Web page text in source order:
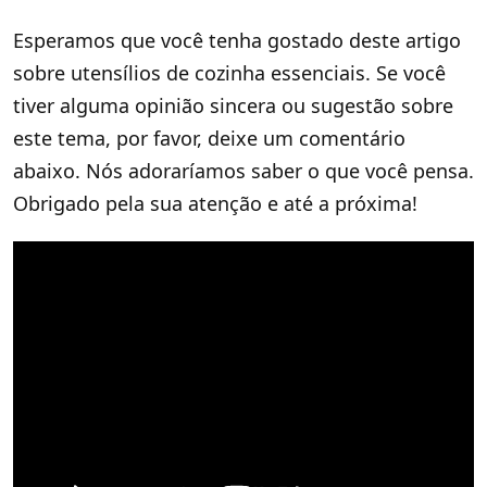
Esperamos que você tenha gostado deste artigo
sobre utensílios de cozinha essenciais. Se você
tiver alguma opinião sincera ou sugestão sobre
este tema, por favor, deixe um comentário
abaixo. Nós adoraríamos saber o que você pensa.
Obrigado pela sua atenção e até a próxima!